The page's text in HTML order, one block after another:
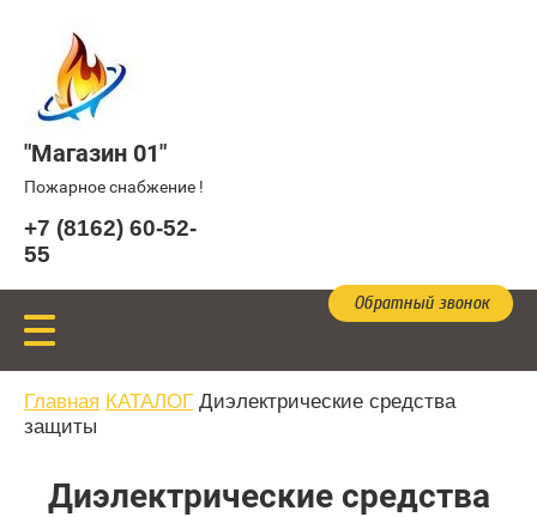
"Магазин 01"
Пожарное снабжение !
Обратный звонок
+7 (8162) 60-52-
55
Главная КАТАЛОГ Диэлектрические средства
защиты
Диэлектрические средства